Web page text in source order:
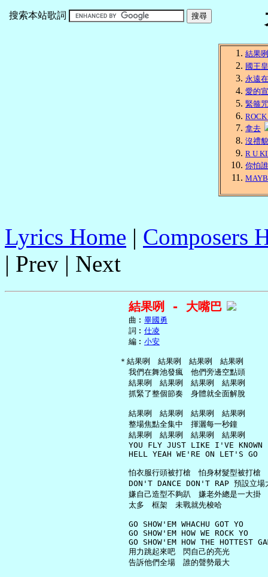
搜索本站歌詞
結果咧
國王
永遠
愛的
緊箍咒
拿去
沒禮貌
R U
你怕誰
Lyrics Home | Composers
| Prev | Next
結果咧 - 大嘴巴
     曲︰
畢國勇
     詞︰
仕凌
     編︰
小安
   ＊結果咧　結果咧　結果咧　結果咧
     我們在舞池發瘋　他們旁邊空點頭
     結果咧　結果咧　結果咧　結果咧
     抓緊了整個節奏　身體就全面解脫
     結果咧　結果咧　結果咧　結果咧
     整場焦點全集中　揮灑每一秒鐘
     結果咧　結果咧　結果咧　結果咧
     YOU FLY JUST LIKE I'VE KNOWN
     HELL YEAH WE'RE ON LET'S GO
     怕衣服行頭被打槍　怕身材髮型被打槍
DON'T DANCE DON'T RAP 預設立場
     嫌自己造型不夠趴　嫌老外總是一大掛
     太多　框架　未戰就先梭哈
     GO SHOW'EM WHACHU GOT YO
     GO SHOW'EM HOW WE ROCK YO
GO SHOW'EM HOW THE HOTTEST
     用力跳起來吧　閃自己的亮光
     告訴他們全場　誰的聲勢最大